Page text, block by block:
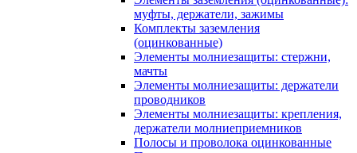
муфты, держатели, зажимы
Комплекты заземления
(оцинкованные)
Элементы молниезащиты: стержни,
мачты
Элементы молниезащиты: держатели
проводников
Элементы молниезащиты: крепления,
держатели молниеприемников
Полосы и проволока оцинкованные